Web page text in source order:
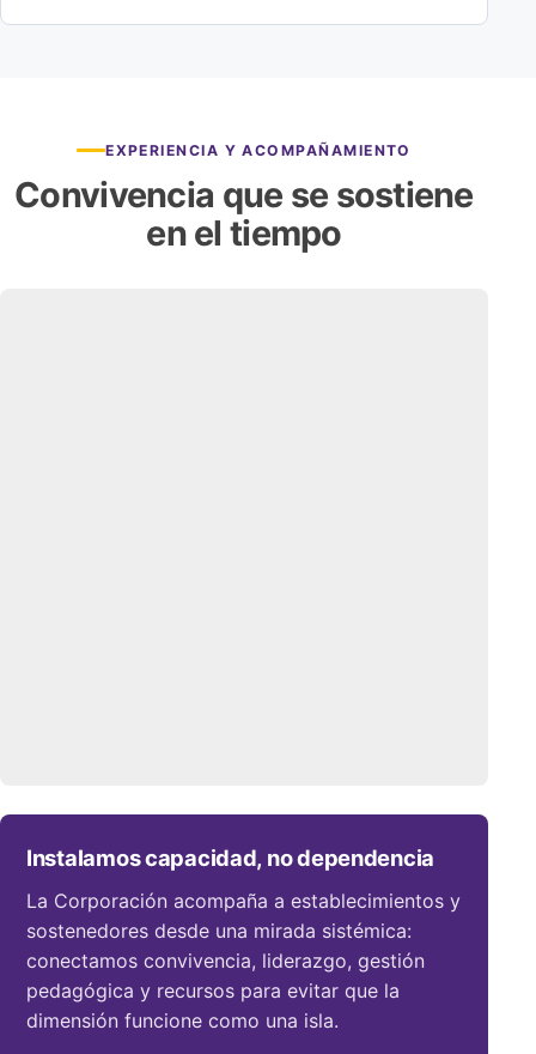
EXPERIENCIA Y ACOMPAÑAMIENTO
Convivencia que se sostiene
en el tiempo
Instalamos capacidad, no dependencia
La Corporación acompaña a establecimientos y
sostenedores desde una mirada sistémica:
conectamos convivencia, liderazgo, gestión
pedagógica y recursos para evitar que la
dimensión funcione como una isla.